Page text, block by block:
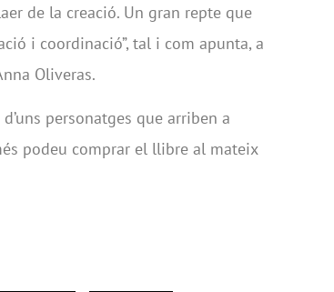
de la creació. Un gran repte que
i coordinació”, tal i com apunta, a
Oliveras.
personatges que arriben a
podeu comprar el llibre al mateix